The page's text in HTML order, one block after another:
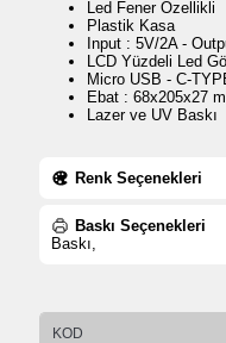
Led Fener Özellikli
Plastik Kasa
Input : 5V/2A -
LCD Yüzdeli Led
Micro USB - C-
Ebat : 68x205x27
Lazer ve UV Baskı
Renk Seçenekleri
Baskı Seçenekleri
Baskı,
KOD